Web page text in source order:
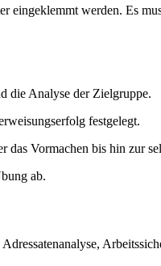
eingeklemmt werden. Es
die Analyse der Zielgruppe.
festgelegt.
Vormachen bis hin zur
ab.